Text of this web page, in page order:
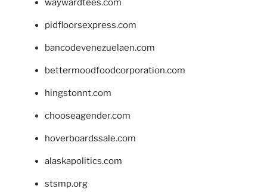
waywardtees.com
pidfloorsexpress.com
bancodevenezuelaen.com
bettermoodfoodcorporation.com
hingstonnt.com
chooseagender.com
hoverboardssale.com
alaskapolitics.com
stsmp.org